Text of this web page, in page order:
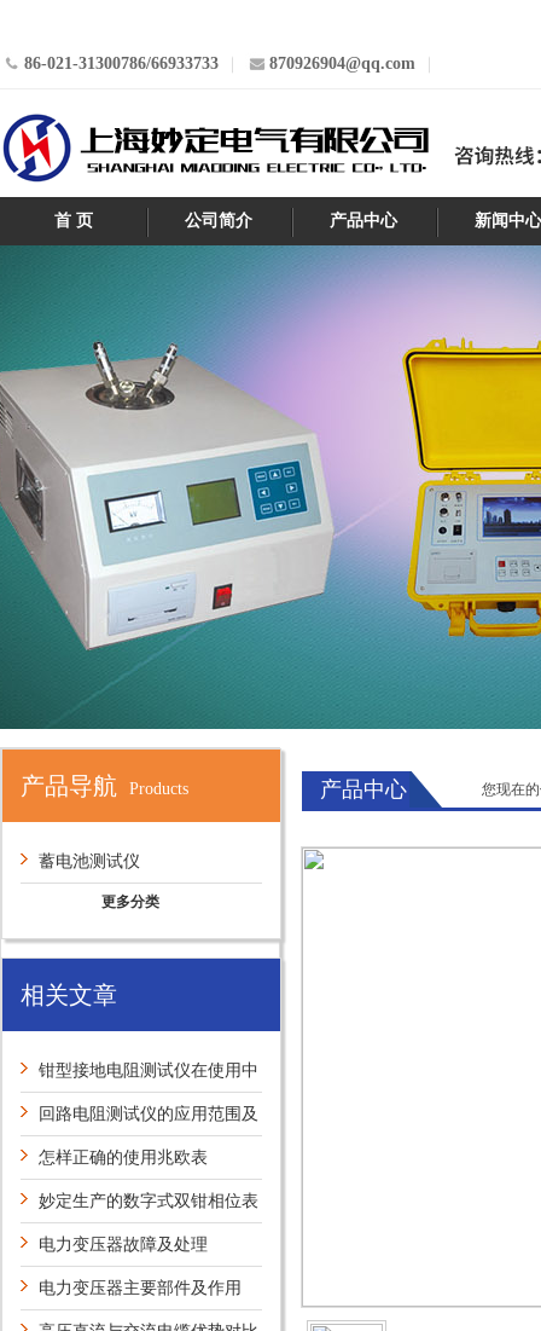
86-021-31300786/66933733 870926904@qq.com
首 页 公司简介 产品中心 新闻中
产品导航 Products
蓄电池测试仪
更多分类
相关文章
钳型接地电阻测试仪在使用中
应该注意些什么问题？
回路电阻测试仪的应用范围及
事项讲解
怎样正确的使用兆欧表
妙定生产的数字式双钳相位表
如何使用操作
电力变压器故障及处理
电力变压器主要部件及作用
产品中心 您现在